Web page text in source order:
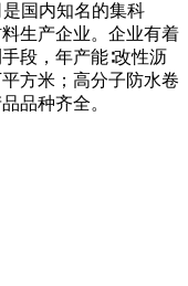
国内知名的集科
生产企业。企业有着
段，年产能∶改性沥
方米；高分子防水卷
品种齐全。